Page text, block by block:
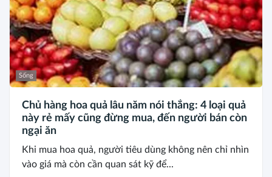
Sống
Chủ hàng hoa quả lâu năm nói thẳng: 4 loại quả
này rẻ mấy cũng đừng mua, đến người bán còn
ngại ăn
Khi mua hoa quả, người tiêu dùng không nên chỉ nhìn
vào giá mà còn cần quan sát kỹ để...